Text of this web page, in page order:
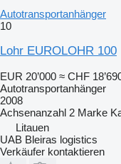
Autotransportanhänger
10
Lohr EUROLOHR 100
EUR 20’000 ≈ CHF
Autotransportanhänger
2008
Achsenanzahl 2 Marke
Litauen
UAB Bleiras logistics
Verkäufer kontaktieren